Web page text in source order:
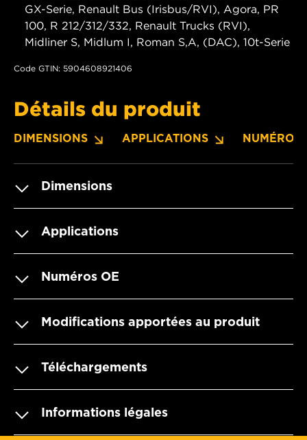
GX-Serie, Renault Bus (Irisbus/RVI), Agora, PR
100, R 212/312/332, Renault Trucks (RVI),
Midliner S, Midlum I, Roman S,A, (DAC), 10t-Serie
Code GTIN: 5904608921406
Détails du produit
DIMENSIONS APPLICATIONS NUMÉROS
Dimensions
Applications
Numéros OE
Modifications apportées au produit
Téléchargements
Informations légales